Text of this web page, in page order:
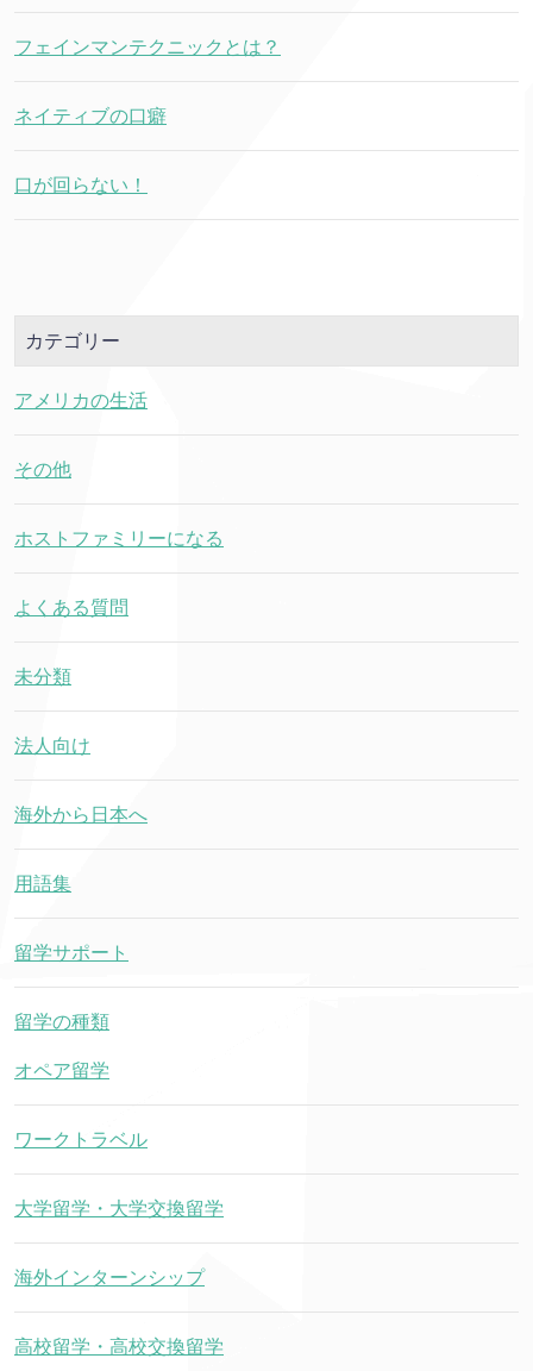
フェインマンテクニックとは？
ネイティブの口癖
口が回らない！
カテゴリー
アメリカの生活
その他
ホストファミリーになる
よくある質問
未分類
法人向け
海外から日本へ
用語集
留学サポート
留学の種類
オペア留学
ワークトラベル
大学留学・大学交換留学
海外インターンシップ
高校留学・高校交換留学